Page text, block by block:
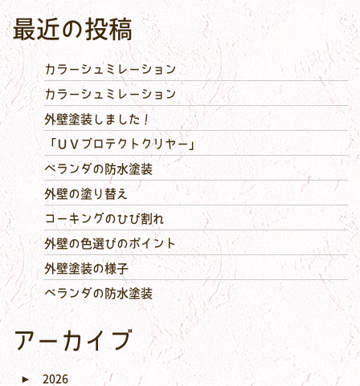
最近の投稿
カラーシュミレーション
カラーシュミレーション
外壁塗装しました！
「ＵＶプロテクトクリヤー」
ベランダの防水塗装
外壁の塗り替え
コーキングのひび割れ
外壁の色選びのポイント
外壁塗装の様子
ベランダの防水塗装
アーカイブ
►
2026